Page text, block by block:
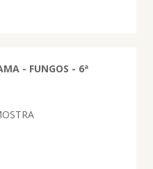
- FUNGOS - 6ª